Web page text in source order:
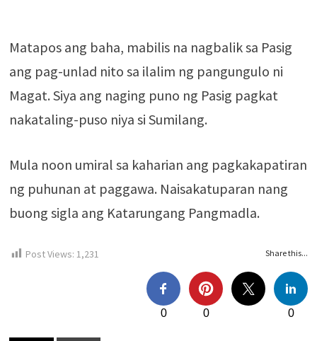
Matapos ang baha, mabilis na nagbalik sa Pasig
ang pag-unlad nito sa ilalim ng pangungulo ni
Magat. Siya ang naging puno ng Pasig pagkat
nakataling-puso niya si Sumilang.
Mula noon umiral sa kaharian ang pagkakapatiran
ng puhunan at paggawa. Naisakatuparan nang
buong sigla ang Katarungang Pangmadla.
Share this...
0 0 0
Post Views: 1,231